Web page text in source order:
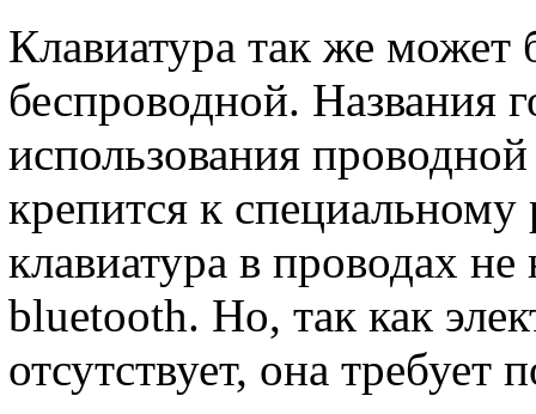
Клавиатура так же
беспроводной. Названия
использования
крепится к специальному
клавиатура в проводах не
bluetooth. Но, так как
отсутствует, она требует